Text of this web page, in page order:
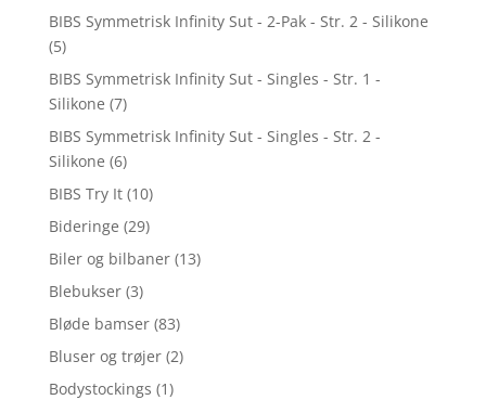
BIBS Symmetrisk Infinity Sut - 2-Pak - Str. 2 - Silikone
(5)
BIBS Symmetrisk Infinity Sut - Singles - Str. 1 -
Silikone (7)
BIBS Symmetrisk Infinity Sut - Singles - Str. 2 -
Silikone (6)
BIBS Try It (10)
Bideringe (29)
Biler og bilbaner (13)
Blebukser (3)
Bløde bamser (83)
Bluser og trøjer (2)
Bodystockings (1)